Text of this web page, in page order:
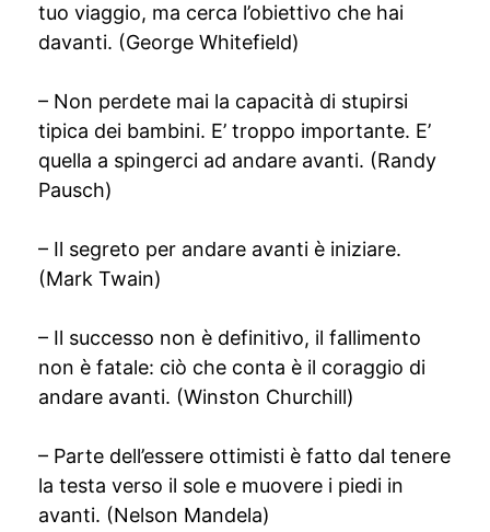
tuo viaggio, ma cerca l’obiettivo che hai
davanti. (George Whitefield)
– Non perdete mai la capacità di stupirsi
tipica dei bambini. E’ troppo importante. E’
quella a spingerci ad andare avanti. (Randy
Pausch)
– Il segreto per andare avanti è iniziare.
(Mark Twain)
– Il successo non è definitivo, il fallimento
non è fatale: ciò che conta è il coraggio di
andare avanti. (Winston Churchill)
– Parte dell’essere ottimisti è fatto dal tenere
la testa verso il sole e muovere i piedi in
avanti. (Nelson Mandela)